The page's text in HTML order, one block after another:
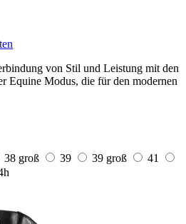
von Stil und Leistung mit den
Equine Modus, die für den modernen
38 groß 39 39 groß
41